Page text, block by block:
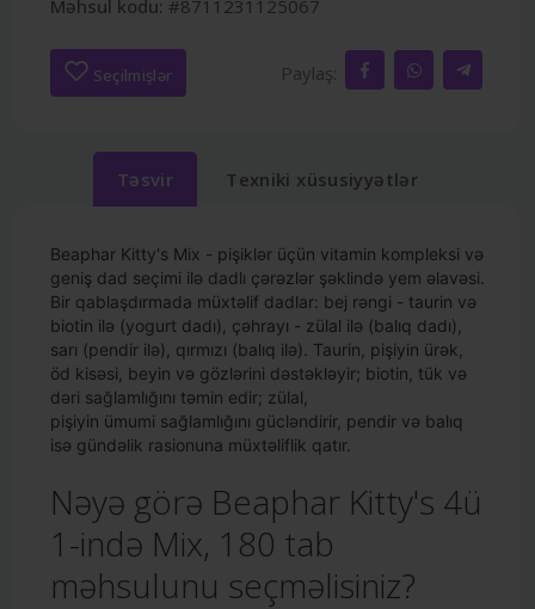
Məhsul kodu: #8711231125067
Seçilmişlər Paylaş:
Təsvir Texniki xüsusiyyətlər
Beaphar Kitty's Mix - pişiklər üçün vitamin kompleksi və
geniş dad seçimi ilə dadlı çərəzlər şəklində yem əlavəsi.
Bir qablaşdırmada müxtəlif dadlar: bej rəngi - taurin və
biotin ilə (yogurt dadı), çəhrayı - zülal ilə (balıq dadı),
sarı (pendir ilə), qırmızı (balıq ilə). Taurin, pişiyin ürək,
öd kisəsi, beyin və gözlərini dəstəkləyir; biotin, tük və
dəri sağlamlığını təmin edir; zülal,
pişiyin ümumi sağlamlığını gücləndirir, pendir və balıq
isə gündəlik rasionuna müxtəliflik qatır.
Nəyə görə Beaphar Kitty's 4ü
1-ində Mix, 180 tab
məhsulunu seçməlisiniz?